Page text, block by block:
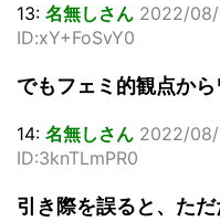
13: 名無しさん 2022/
ID:xY+FoSvY0
でもフェミ的観点か
14: 名無しさん 2022/08/
ID:3knTLmPR0
引き際を誤ると、ただ